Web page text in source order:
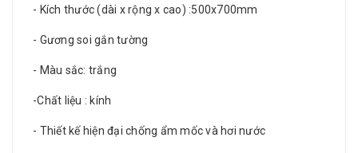
- Kích thước (dài x rộng x cao) :500x700mm
- Gương soi gắn tường
- Màu sắc: trắng
-Chất liệu : kính
- Thiết kế hiện đại chống ẩm mốc và hơi nước